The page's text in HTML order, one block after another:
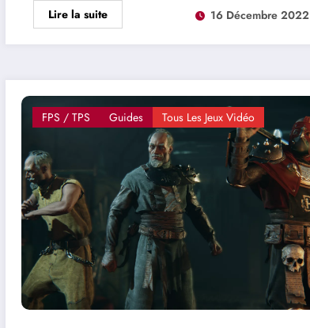
Lire la suite 16 Décembre 2022
FPS / TPS Guides Tous Les Jeux Vidéo